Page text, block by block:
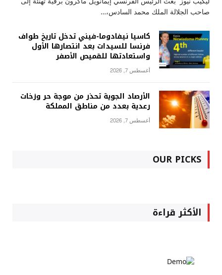
صاحب الجلالة الملك محمد السادس،…
كاسيا نيفادوما-فيني تدخل تاريخ طواف
فرنسا للسيدات بعد انتصارها الأول
واستعادتها للقميص الأصفر
أغسطس 7, 2026
الأرصاد الجوية تحذر من موجة حر وزخات
رعدية بعدد من مناطق المملكة
أغسطس 7, 2026
OUR PICKS
الأكثر قراءة